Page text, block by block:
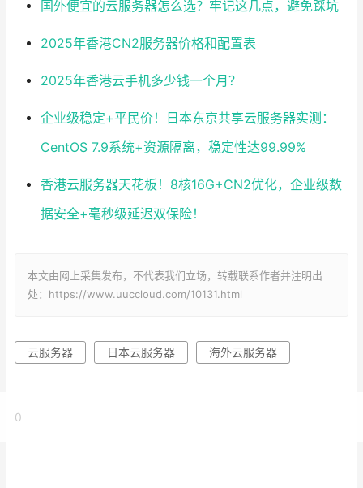
国外便宜的云服务器怎么选？牢记这几点，避免踩坑
2025年香港CN2服务器价格和配置表
2025年香港云手机多少钱一个月？
企业级稳定+平民价！日本东京共享云服务器实测：
CentOS 7.9系统+资源隔离，稳定性达99.99%
香港云服务器天花板！8核16G+CN2优化，企业级数
据安全+毫秒级延迟双保险！
本文由网上采集发布，不代表我们立场，转载联系作者并注明出
处：https://www.uuccloud.com/10131.html
云服务器 日本云服务器 海外云服务器
0